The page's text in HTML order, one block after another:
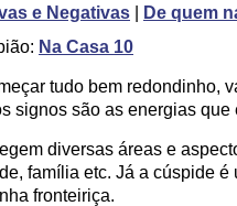
e Negativas
De quem
Na Casa 10
tudo bem redondinho,
signos são as energias
diversas áreas e
família etc. Já a cúspide
fronteiriça.